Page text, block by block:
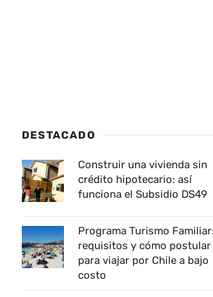
DESTACADO
Construir una vivienda sin
crédito hipotecario: así
funciona el Subsidio DS49
Programa Turismo Familiar:
requisitos y cómo postular
para viajar por Chile a bajo
costo